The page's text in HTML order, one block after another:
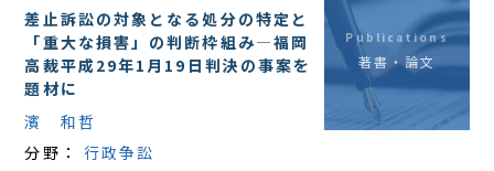
差止訴訟の対象となる処分の特定と
「重大な損害」の判断枠組み―福岡
高裁平成29年1月19日判決の事案を
題材に
濱 和哲
分野： 行政争訟
Publications
著書・論文